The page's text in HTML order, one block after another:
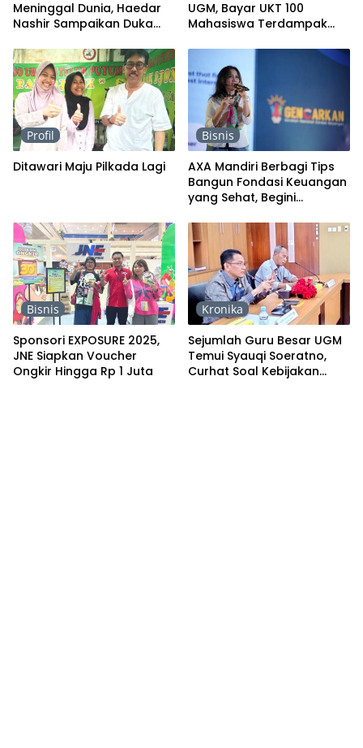
Meninggal Dunia, Haedar
Nashir Sampaikan Duka
UGM, Bayar UKT 100
Mahasiswa Terdampak
Profil
Ditawari Maju Pilkada Lagi
Bisnis
AXA Mandiri Berbagi Tips
Bangun Fondasi Keuangan
yang Sehat, Begini
Bisnis
Sponsori EXPOSURE 2025,
JNE Siapkan Voucher
Ongkir Hingga Rp 1 Juta
Kronika
Sejumlah Guru Besar UGM
Temui Syauqi Soeratno,
Curhat Soal Kebijakan